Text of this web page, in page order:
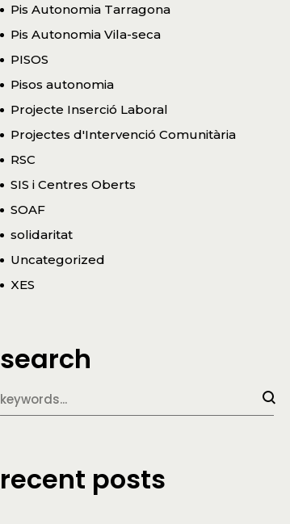
Pis Autonomia Tarragona
Pis Autonomia Vila-seca
PISOS
Pisos autonomia
Projecte Inserció Laboral
Projectes d'Intervenció Comunitària
RSC
SIS i Centres Oberts
SOAF
solidaritat
Uncategorized
XES
search
recent posts